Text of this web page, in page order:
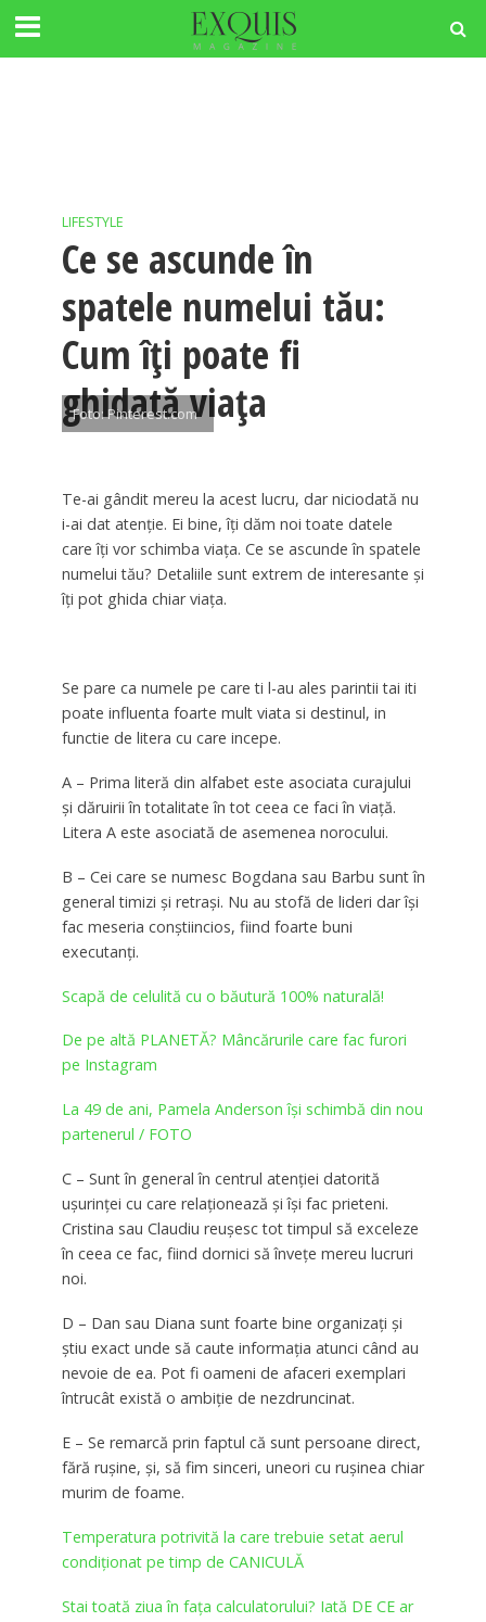
LIFESTYLE
Ce se ascunde în
spatele numelui tău:
Cum îţi poate fi
ghidată viaţa
Foto: Pinterest.com
Te-ai gândit mereu la acest lucru, dar niciodată nu
i-ai dat atenţie. Ei bine, îţi dăm noi toate datele
care îţi vor schimba viaţa. Ce se ascunde în spatele
numelui tău? Detaliile sunt extrem de interesante şi
îţi pot ghida chiar viaţa.
Se pare ca numele pe care ti l-au ales parintii tai iti
poate influenta foarte mult viata si destinul, in
functie de litera cu care incepe.
A – Prima literă din alfabet este asociata curajului
şi dăruirii în totalitate în tot ceea ce faci în viaţă.
Litera A este asociată de asemenea norocului.
B – Cei care se numesc Bogdana sau Barbu sunt în
general timizi şi retraşi. Nu au stofă de lideri dar îşi
fac meseria conştiincios, fiind foarte buni
executanţi.
Scapă de celulită cu o băutură 100% naturală!
De pe altă PLANETĂ? Mâncărurile care fac furori
pe Instagram
La 49 de ani, Pamela Anderson își schimbă din nou
partenerul / FOTO
C – Sunt în general în centrul atenţiei datorită
uşurinţei cu care relaţionează şi îşi fac prieteni.
Cristina sau Claudiu reuşesc tot timpul să exceleze
în ceea ce fac, fiind dornici să înveţe mereu lucruri
noi.
D – Dan sau Diana sunt foarte bine organizaţi şi
ştiu exact unde să caute informaţia atunci când au
nevoie de ea. Pot fi oameni de afaceri exemplari
întrucât există o ambiţie de nezdruncinat.
E – Se remarcă prin faptul că sunt persoane direct,
fără ruşine, şi, să fim sinceri, uneori cu ruşinea chiar
murim de foame.
Temperatura potrivită la care trebuie setat aerul
condiţionat pe timp de CANICULĂ
Stai toată ziua în fața calculatorului? Iată DE CE ar